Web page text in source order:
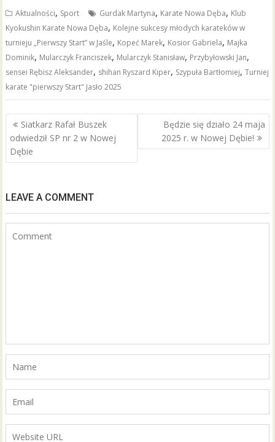
e
b
o
o
k
itt
er
ai
l
ar
e
Aktualności, Sport Gurdak Martyna, Karate Nowa Dęba, Klub
Kyokushin Karate Nowa Dęba, Kolejne sukcesy młodych karateków w
turnieju „Pierwszy Start” w Jaśle, Kopeć Marek, Kosior Gabriela, Majka
Dominik, Mularczyk Franciszek, Mularczyk Stanisław, Przybyłowski Jan,
sensei Rębisz Aleksander, shihan Ryszard Kiper, Szypuła Bartłomiej,Turniej
karate "pierwszy Start" Jasło 2025
Nawigacja
wpisu
Siatkarz Rafał Buszek
odwiedził SP nr 2 w Nowej
Dębie
Będzie się działo 24 maja
2025 r. w Nowej Dębie!
LEAVE A COMMENT